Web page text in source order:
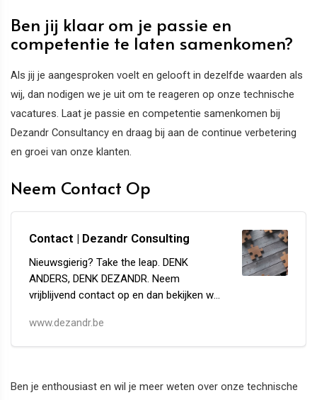
Ben jij klaar om je passie en
competentie te laten samenkomen?
Als jij je aangesproken voelt en gelooft in dezelfde waarden als
wij, dan nodigen we je uit om te reageren op onze technische
vacatures. Laat je passie en competentie samenkomen bij
Dezandr Consultancy en draag bij aan de continue verbetering
en groei van onze klanten.
Neem Contact Op
Contact | Dezandr Consulting
Nieuwsgierig? Take the leap. DENK
ANDERS, DENK DEZANDR. Neem
vrijblijvend contact op en dan bekijken we
www.dezandr.be
Ben je enthousiast en wil je meer weten over onze technische